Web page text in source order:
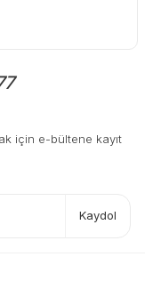
için e-bültene kayıt
Kaydol